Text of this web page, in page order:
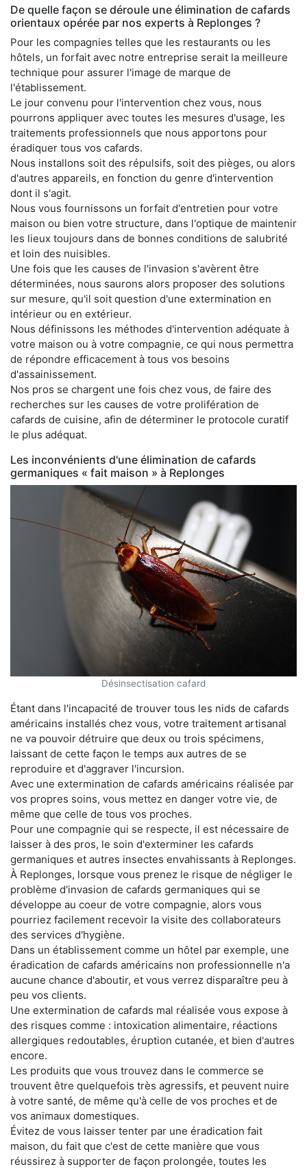
De quelle façon se déroule une élimination de cafards
orientaux opérée par nos experts à Replonges ?
Pour les compagnies telles que les restaurants ou les
hôtels, un forfait avec notre entreprise serait la meilleure
technique pour assurer l'image de marque de
l'établissement.
Le jour convenu pour l'intervention chez vous, nous
pourrons appliquer avec toutes les mesures d'usage, les
traitements professionnels que nous apportons pour
éradiquer tous vos cafards.
Nous installons soit des répulsifs, soit des pièges, ou alors
d'autres appareils, en fonction du genre d'intervention
dont il s'agit.
Nous vous fournissons un forfait d'entretien pour votre
maison ou bien votre structure, dans l'optique de maintenir
les lieux toujours dans de bonnes conditions de salubrité
et loin des nuisibles.
Une fois que les causes de l'invasion s'avèrent être
déterminées, nous saurons alors proposer des solutions
sur mesure, qu'il soit question d'une extermination en
intérieur ou en extérieur.
Nous définissons les méthodes d'intervention adéquate à
votre maison ou à votre compagnie, ce qui nous permettra
de répondre efficacement à tous vos besoins
d'assainissement.
Nos pros se chargent une fois chez vous, de faire des
recherches sur les causes de votre prolifération de
cafards de cuisine, afin de déterminer le protocole curatif
le plus adéquat.
Les inconvénients d'une élimination de cafards
germaniques « fait maison » à Replonges
Désinsectisation cafard
Étant dans l'incapacité de trouver tous les nids de cafards
américains installés chez vous, votre traitement artisanal
ne va pouvoir détruire que deux ou trois spécimens,
laissant de cette façon le temps aux autres de se
reproduire et d'aggraver l'incursion.
Avec une extermination de cafards américains réalisée par
vos propres soins, vous mettez en danger votre vie, de
même que celle de tous vos proches.
Pour une compagnie qui se respecte, il est nécessaire de
laisser à des pros, le soin d'exterminer les cafards
germaniques et autres insectes envahissants à Replonges.
À Replonges, lorsque vous prenez le risque de négliger le
problème d'invasion de cafards germaniques qui se
développe au coeur de votre compagnie, alors vous
pourriez facilement recevoir la visite des collaborateurs
des services d'hygiène.
Dans un établissement comme un hôtel par exemple, une
éradication de cafards américains non professionnelle n'a
aucune chance d'aboutir, et vous verrez disparaître peu à
peu vos clients.
Une extermination de cafards mal réalisée vous expose à
des risques comme : intoxication alimentaire, réactions
allergiques redoutables, éruption cutanée, et bien d'autres
encore.
Les produits que vous trouvez dans le commerce se
trouvent être quelquefois très agressifs, et peuvent nuire
à votre santé, de même qu'à celle de vos proches et de
vos animaux domestiques.
Évitez de vous laisser tenter par une éradication fait
maison, du fait que c'est de cette manière que vous
réussirez à supporter de façon prolongée, toutes les